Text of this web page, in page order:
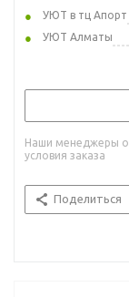
УЮТ в тц Апорт
УЮТ Алматы
Наши менеджеры
условия заказа
Поделиться